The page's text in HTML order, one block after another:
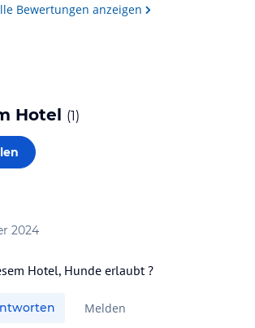
Bewertungen anzeigen
Hotel (1)
2024
Hotel, Hunde erlaubt ?
Melden